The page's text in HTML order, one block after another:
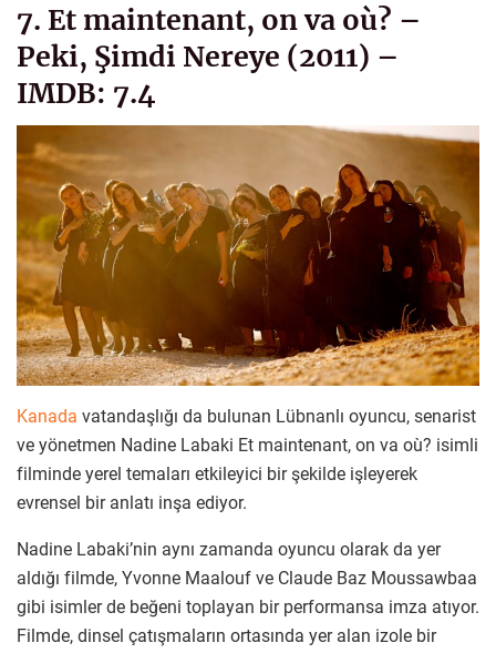
7. Et maintenant, on va où? –
Peki, Şimdi Nereye (2011) –
IMDB: 7.4
Kanada vatandaşlığı da bulunan Lübnanlı oyuncu, senarist
ve yönetmen Nadine Labaki Et maintenant, on va où? isimli
filminde yerel temaları etkileyici bir şekilde işleyerek
evrensel bir anlatı inşa ediyor.
Nadine Labaki’nin aynı zamanda oyuncu olarak da yer
aldığı filmde, Yvonne Maalouf ve Claude Baz Moussawbaa
gibi isimler de beğeni toplayan bir performansa imza atıyor.
Filmde, dinsel çatışmaların ortasında yer alan izole bir